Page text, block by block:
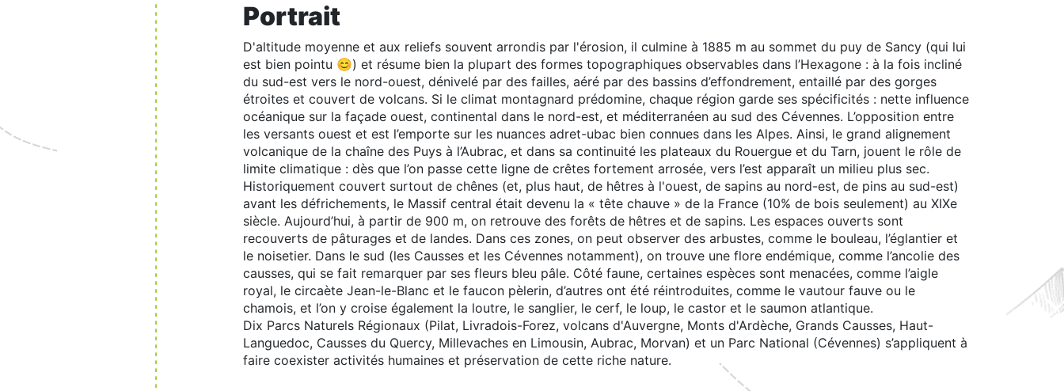
Portrait
D'altitude moyenne et aux reliefs souvent arrondis par l'érosion, il culmine à 1885 m au sommet du puy de Sancy (qui lui
est bien pointu 😊) et résume bien la plupart des formes topographiques observables dans l’Hexagone : à la fois incliné
du sud-est vers le nord-ouest, dénivelé par des failles, aéré par des bassins d’effondrement, entaillé par des gorges
étroites et couvert de volcans. Si le climat montagnard prédomine, chaque région garde ses spécificités : nette influence
océanique sur la façade ouest, continental dans le nord-est, et méditerranéen au sud des Cévennes. L’opposition entre
les versants ouest et est l’emporte sur les nuances adret-ubac bien connues dans les Alpes. Ainsi, le grand alignement
volcanique de la chaîne des Puys à l’Aubrac, et dans sa continuité les plateaux du Rouergue et du Tarn, jouent le rôle de
limite climatique : dès que l’on passe cette ligne de crêtes fortement arrosée, vers l’est apparaît un milieu plus sec.
Historiquement couvert surtout de chênes (et, plus haut, de hêtres à l'ouest, de sapins au nord-est, de pins au sud-est)
avant les défrichements, le Massif central était devenu la « tête chauve » de la France (10% de bois seulement) au XIXe
siècle. Aujourd’hui, à partir de 900 m, on retrouve des forêts de hêtres et de sapins. Les espaces ouverts sont
recouverts de pâturages et de landes. Dans ces zones, on peut observer des arbustes, comme le bouleau, l’églantier et
le noisetier. Dans le sud (les Causses et les Cévennes notamment), on trouve une flore endémique, comme l’ancolie des
causses, qui se fait remarquer par ses fleurs bleu pâle. Côté faune, certaines espèces sont menacées, comme l’aigle
royal, le circaète Jean-le-Blanc et le faucon pèlerin, d’autres ont été réintroduites, comme le vautour fauve ou le
chamois, et l’on y croise également la loutre, le sanglier, le cerf, le loup, le castor et le saumon atlantique.
Dix Parcs Naturels Régionaux (Pilat, Livradois-Forez, volcans d'Auvergne, Monts d'Ardèche, Grands Causses, Haut-
Languedoc, Causses du Quercy, Millevaches en Limousin, Aubrac, Morvan) et un Parc National (Cévennes) s’appliquent à
faire coexister activités humaines et préservation de cette riche nature.